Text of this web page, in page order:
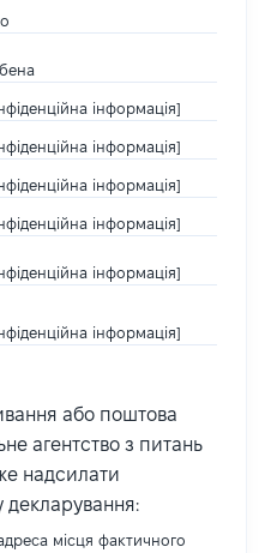
інформація]
інформація]
інформація]
інформація]
інформація]
інформація]
або поштова
агентство з питань
надсилати
декларування:
місця фактичного